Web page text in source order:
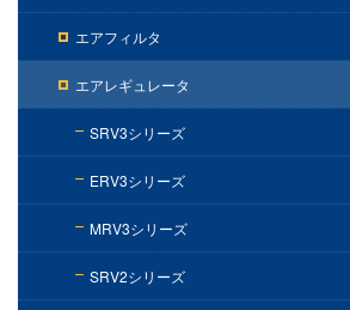
エアフィルタ
エアレギュレータ
SRV3シリーズ
ERV3シリーズ
MRV3シリーズ
SRV2シリーズ